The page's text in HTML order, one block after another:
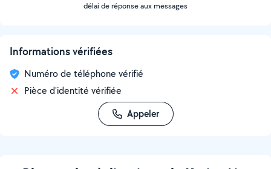
délai de réponse aux messages
Informations vérifiées
Numéro de téléphone vérifié
Pièce d'identité vérifiée
Appeler